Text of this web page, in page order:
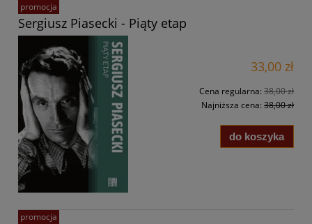
Sergiusz Piasecki - Piąty etap
33,00 zł
Cena regularna: 38,00 zł
Najniższa cena: 38,00 zł
do koszyka
promocja
promocja